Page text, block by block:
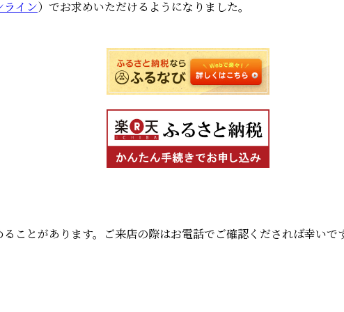
ライン）でお求めいただけるようになりました。
ことがあります。ご来店の際はお電話でご確認くだされば幸いで